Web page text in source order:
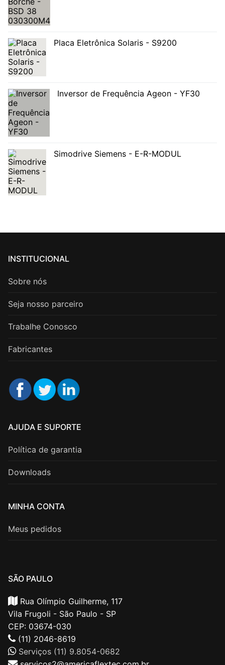
Placa Eletrônica Solaris - S9200
Inversor de Frequência Ageon - YF30
Simodrive Siemens - E-R-MODUL
INSTITUCIONAL
Sobre nós
Seja nosso parceiro
Trabalhe Conosco
Fabricantes
AJUDA E SUPORTE
Política de garantia
Downloads
MINHA CONTA
Meus pedidos
SÃO PAULO
Rua Olímpio Guilherme, 117
Vila Frugoli - São Paulo - SP
CEP: 03674-030
(11) 2046-8619
Serviços (11) 9.8054-0682